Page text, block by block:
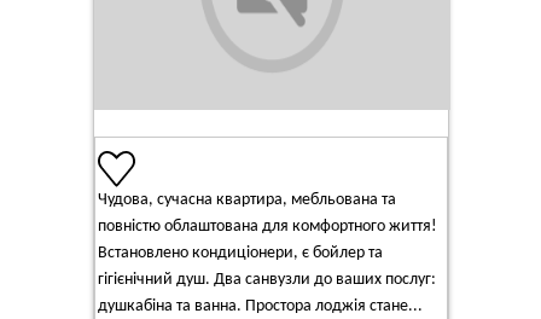
Чудова, сучасна квартира, мебльована та
повністю облаштована для комфортного життя!
Встановлено кондиціонери, є бойлер та
гігієнічний душ. Два санвузли до ваших послуг:
душкабіна та ванна. Простора лоджія стане...